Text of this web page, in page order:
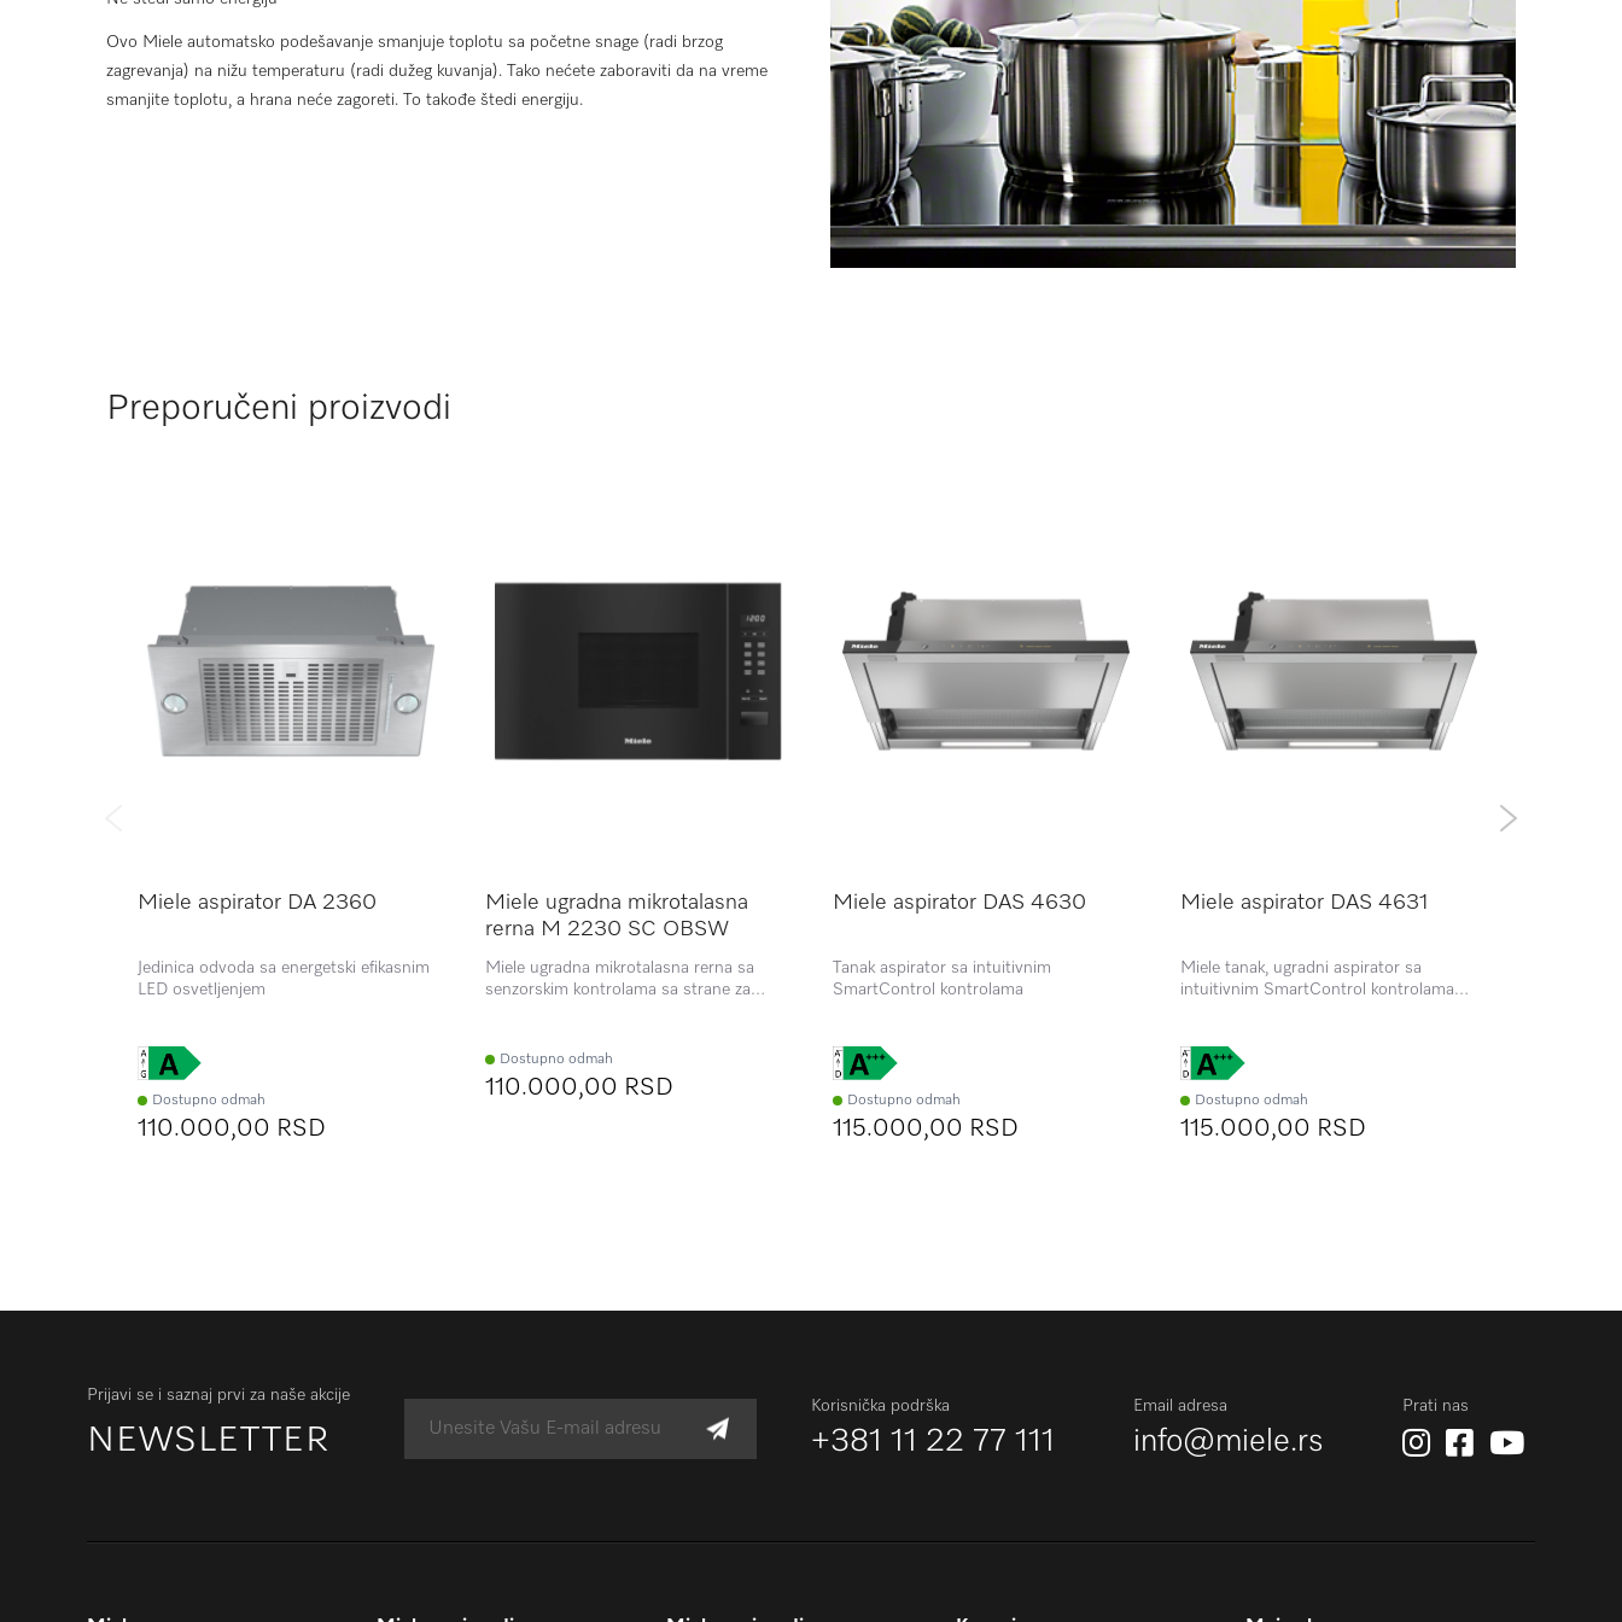
Ovo Miele automatsko podešavanje smanjuje toplotu sa početne snage (radi brzog
zagrevanja) na nižu temperaturu (radi dužeg kuvanja). Tako nećete zaboraviti da na vreme
smanjite toplotu, a hrana neće zagoreti. To takođe štedi energiju.
Preporučeni proizvodi
Miele aspirator DA 2360
Jedinica odvoda sa energetski efikasnim
LED osvetljenjem
Dostupno odmah
110.000,00 RSD
Miele ugradna mikrotalasna
rerna M 2230 SC OBSW
Miele ugradna mikrotalasna rerna sa
senzorskim kontrolama sa strane za
Dostupno odmah
110.000,00 RSD
Miele aspirator DAS 4630
Tanak aspirator sa intuitivnim
SmartControl kontrolama
Dostupno odmah
115.000,00 RSD
Miele aspirator DAS 4631
Miele tanak, ugradni aspirator sa
intuitivnim SmartControl kontrolama
jednostavno upravljanje i optimalne
performanse.
Dostupno odmah
115.000,00 RSD
Prijavi se i saznaj prvi za naše akcije
NEWSLETTER
Korisnička podrška
+381 11 22 77 111
Email adresa
info@miele.rs
Prati nas